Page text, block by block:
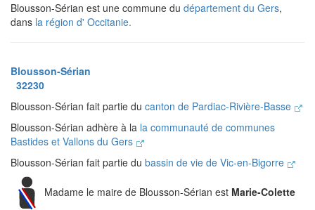
Blousson-Sérian est une commune du département du Gers,
dans la région d' Occitanie.
Blousson-Sérian
32230
Blousson-Sérian fait partie du canton de Pardiac-Rivière-Basse
Blousson-Sérian adhère à la la communauté de communes
Bastides et Vallons du Gers
Blousson-Sérian fait partie du bassin de vie de Vic-en-Bigorre
Madame le maire de Blousson-Sérian est Marie-Colette